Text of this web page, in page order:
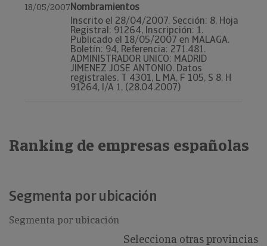
18/05/2007Nombramientos
Inscrito el 28/04/2007. Sección: 8, Hoja
Registral: 91264, Inscripción: 1.
Publicado el 18/05/2007 en MALAGA.
Boletín: 94, Referencia: 271.481.
ADMINISTRADOR UNICO: MADRID
JIMENEZ JOSE ANTONIO. Datos
registrales. T 4301, L MA, F 105, S 8, H
91264, I/A 1, (28.04.2007)
Ranking de empresas españolas
Segmenta por ubicación
Segmenta por ubicación
Selecciona otras provincias